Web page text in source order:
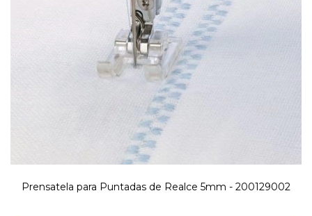
Prensatela para Puntadas de Realce 5mm - 200129002